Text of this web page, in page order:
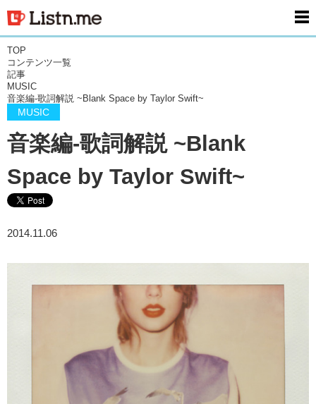
TOP
コンテンツ一覧
記事
MUSIC
音楽編-歌詞解説 ~Blank Space by Taylor Swift~
MUSIC
音楽編-歌詞解説 ~Blank
Space by Taylor Swift~
2014.11.06